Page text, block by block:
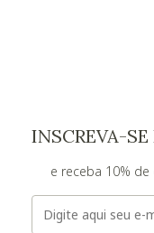
INSCREVA-
e receba 10%